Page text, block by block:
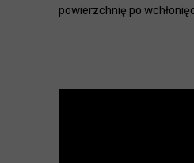
powierzchnię po